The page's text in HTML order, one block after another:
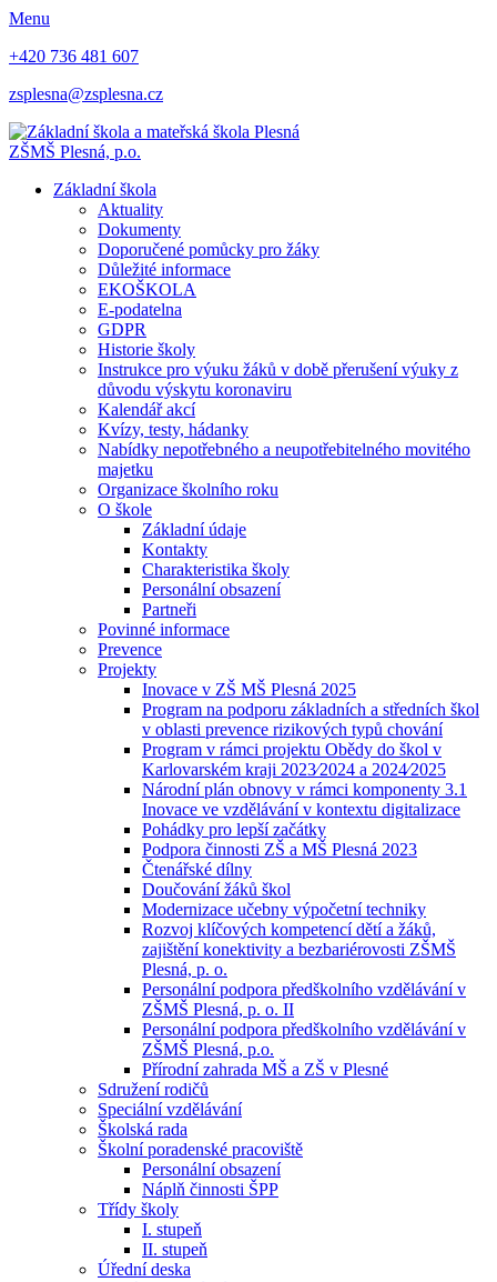
Menu
+420 736 481 607
zsplesna@zsplesna.cz
ZŠMŠ Plesná, p.o.
Základní škola
Aktuality
Dokumenty
Doporučené pomůcky pro žáky
Důležité informace
EKOŠKOLA
E-podatelna
GDPR
Historie školy
Instrukce pro výuku žáků v době přerušení výuky z
důvodu výskytu koronaviru
Kalendář akcí
Kvízy, testy, hádanky
Nabídky nepotřebného a neupotřebitelného movitého
majetku
Organizace školního roku
O škole
Základní údaje
Kontakty
Charakteristika školy
Personální obsazení
Partneři
Povinné informace
Prevence
Projekty
Inovace v ZŠ MŠ Plesná 2025
Program na podporu základních a středních škol
v oblasti prevence rizikových typů chování
Program v rámci projektu Obědy do škol v
Karlovarském kraji 2023⁄2024 a 2024⁄2025
Národní plán obnovy v rámci komponenty 3.1
Inovace ve vzdělávání v kontextu digitalizace
Pohádky pro lepší začátky
Podpora činnosti ZŠ a MŠ Plesná 2023
Čtenářské dílny
Doučování žáků škol
Modernizace učebny výpočetní techniky
Rozvoj klíčových kompetencí dětí a žáků,
zajištění konektivity a bezbariérovosti ZŠMŠ
Plesná, p. o.
Personální podpora předškolního vzdělávání v
ZŠMŠ Plesná, p. o. II
Personální podpora předškolního vzdělávání v
ZŠMŠ Plesná, p.o.
Přírodní zahrada MŠ a ZŠ v Plesné
Sdružení rodičů
Speciální vzdělávání
Školská rada
Školní poradenské pracoviště
Personální obsazení
Náplň činnosti ŠPP
Třídy školy
I. stupeň
II. stupeň
Úřední deska